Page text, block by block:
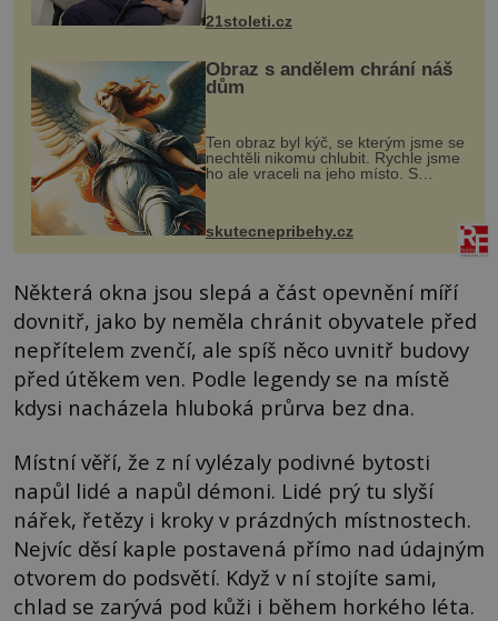
k dostatečně přesnému zacílení ...
21stoleti.cz
Obraz s andělem chrání náš
dům
Ten obraz byl kýč, se kterým jsme se
nechtěli nikomu chlubit. Rychle jsme
ho ale vraceli na jeho místo. S
manželem Vaškem jsme si pořídili
chaloupku, takový domek na severu
Čech, kde jsme si naplánova...
skutecnepribehy.cz
Některá okna jsou slepá a část opevnění míří
dovnitř, jako by neměla chránit obyvatele před
nepřítelem zvenčí, ale spíš něco uvnitř budovy
před útěkem ven. Podle legendy se na místě
kdysi nacházela hluboká průrva bez dna.
Místní věří, že z ní vylézaly podivné bytosti
napůl lidé a napůl démoni. Lidé prý tu slyší
nářek, řetězy i kroky v prázdných místnostech.
Nejvíc děsí kaple postavená přímo nad údajným
otvorem do podsvětí. Když v ní stojíte sami,
chlad se zarývá pod kůži i během horkého léta.